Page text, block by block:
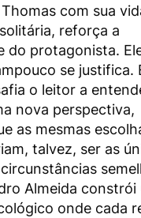
com sua
reforça a
do protagonista.
se justifica.
o leitor a
nova perspectiva,
as mesmas
talvez, ser as
Almeida constrói
onde cada